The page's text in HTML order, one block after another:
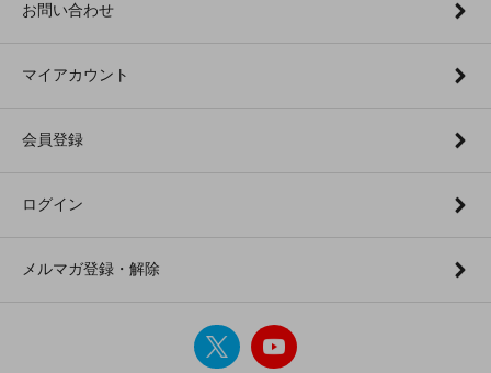
お問い合わせ
マイアカウント
会員登録
ログイン
メルマガ登録・解除